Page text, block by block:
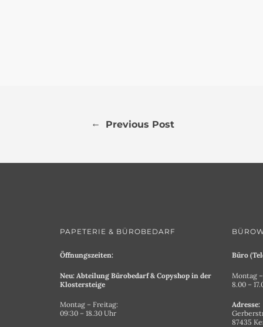
← Previous Post
PAPETERIE & BÜROBEDARF
Öffnungszeiten:
Neu: Abteilung Bürobedarf & Copyshop in der
Klostersteige
Montag – Freitag:
09:30 – 18.30 Uhr
Büro
Montag
8.00 –
Adresse:
87435